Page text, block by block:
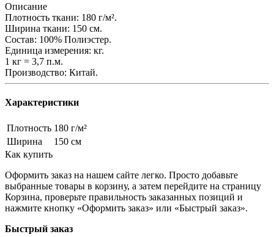
Описание
Плотность ткани: 180 г/м².
Ширина ткани: 150 см.
Состав: 100% Полиэстер.
Единица измерения: кг.
1 кг = 3,7 п.м.
Производство: Китай.
Характеристики
Плотность 180 г/м²
Ширина
150 см
Как купить
Оформить заказ на нашем сайте легко. Просто добавьте
выбранные товары в корзину, а затем перейдите на страницу
Корзина, проверьте правильность заказанных позиций и
нажмите кнопку «Оформить заказ» или «Быстрый заказ».
Быстрый заказ